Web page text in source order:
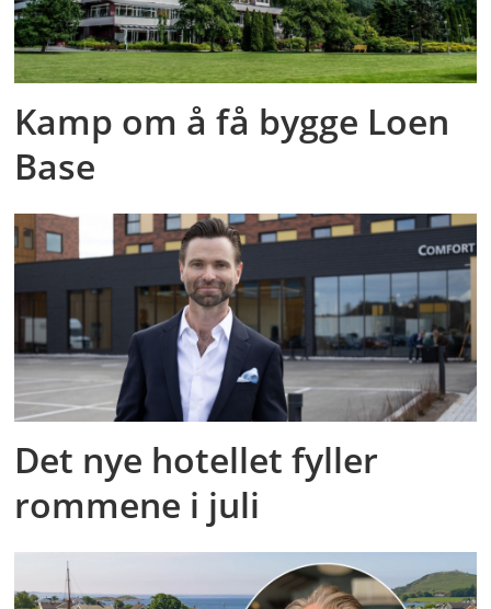
Kamp om å få bygge Loen
Base
Det nye hotellet fyller
rommene i juli